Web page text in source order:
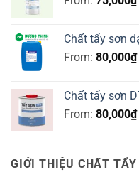
Chất tẩy sơn
From: 80,000₫
Chất tẩy sơn
From: 80,000₫
GIỚI THIỆU CHẤT TẨY